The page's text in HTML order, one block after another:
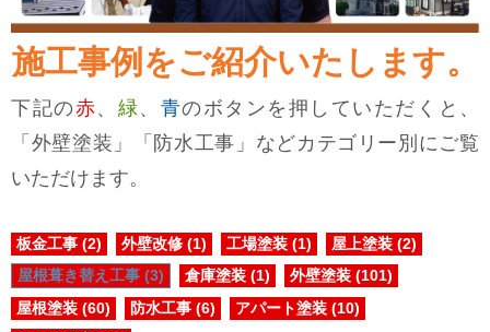
施工事例をご紹介いたします。
下記の赤、 緑 、 青のボタンを押していただくと、
「外壁塗装」「防水工事」などカテゴリー別にご覧
いただけます。
板金工事 (2) 外壁改修 (1) 工場塗装 (1)
屋上塗装 (2)
屋根葺き替え工事 (3)
倉庫塗装 (1)
外壁塗装 (101)
屋根塗装 (60)
防水工事 (6)
アパート塗装 (10)